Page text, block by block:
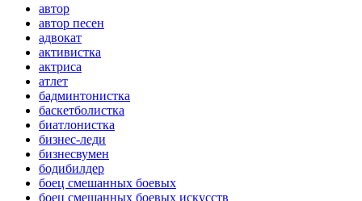
автор
автор песен
адвокат
активистка
актриса
атлет
бадминтонистка
баскетболистка
биатлонистка
бизнес-леди
бизнесвумен
бодибилдер
боец смешанных боевых
боец смешанных боевых искусств